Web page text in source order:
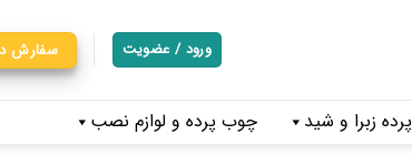
ورود / عضویت سفارش
پرده زبرا و شید چوب پرده و لوازم نصب